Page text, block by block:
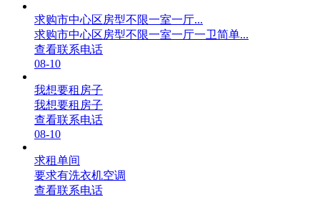
求购市中心区房型不限一室一厅...
求购市中心区房型不限一室一厅一卫简单...
查看联系电话
08-10
我想要租房子
我想要租房子
查看联系电话
08-10
求租单间
要求有洗衣机空调
查看联系电话